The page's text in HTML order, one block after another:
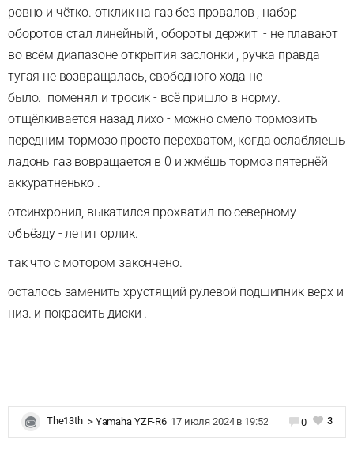
ровно и чётко. отклик на газ без провалов , набор
оборотов стал линейный , обороты держит - не плавают
во всём диапазоне открытия заслонки , ручка правда
тугая не возвращалась, свободного хода не
было. поменял и тросик - всё пришло в норму.
отщёлкивается назад лихо - можно смело тормозить
передним тормозо просто перехватом, когда ослабляешь
ладонь газ вовращается в 0 и жмёшь тормоз пятернёй
аккуратненько .
отсинхронил, выкатился прохватил по северному
объёзду - летит орлик.
так что с мотором закончено.
осталось заменить хрустящий рулевой подшипник верх и
низ. и покрасить диски .
The13th > Yamaha YZF-R6 17 июля 2024 в 19:52 0 3